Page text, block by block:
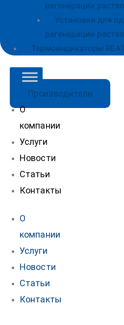
регенерации
Установки для
регенерации
Термоиндикаторы
Производители
О
компании
Услуги
Новости
Статьи
Контакты
О
компании
Услуги
Новости
Статьи
Контакты